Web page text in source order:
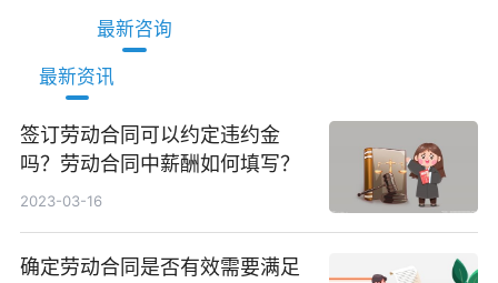
最新咨询
最新资讯
签订劳动合同可以约定违约金
吗？劳动合同中薪酬如何填写？
2023-03-16
确定劳动合同是否有效需要满足